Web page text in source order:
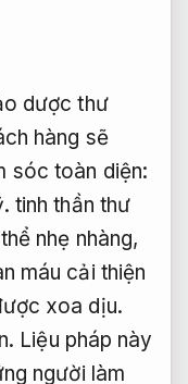
dược thư
hàng sẽ
sóc toàn diện:
tinh thần thư
nhẹ nhàng,
máu cải thiện
xoa dịu.
Liệu pháp này
người làm